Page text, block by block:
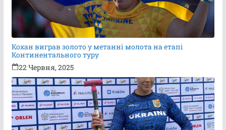
Кохан виграв золото у метанні молота на етапі
Континентального туру
22 Червня, 2025